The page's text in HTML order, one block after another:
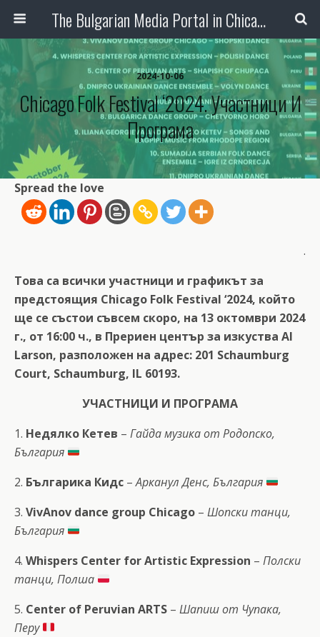
The Bulgarian Media Portal in Chicago
2024-10-06
Chicago Folk Festival ‘2024. Участници И
Програма
Spread the love
.
Това са всички участници и графикът за
предстоящия Chicago Folk Festival ‘2024, който
ще се състои съвсем скоро, на 13 октомври 2024
г., от 16:00 ч., в Прериен център за изкуства Al
Larson, разположен на адрес: 201 Schaumburg
Court, Schaumburg, IL 60193.
УЧАСТНИЦИ И ПРОГРАМА
1. Недялко Кетев – Гайда музика от Родопско,
България
2. Българика Кидс –Арканул Денс, България
3. VivAnov dance group Chicago – Шопски танци,
България
4. Whispers Center for Artistic Expression – Полски
танци, Полша
5. Center of Peruvian ARTS – Шапиш от Чупака,
Перу